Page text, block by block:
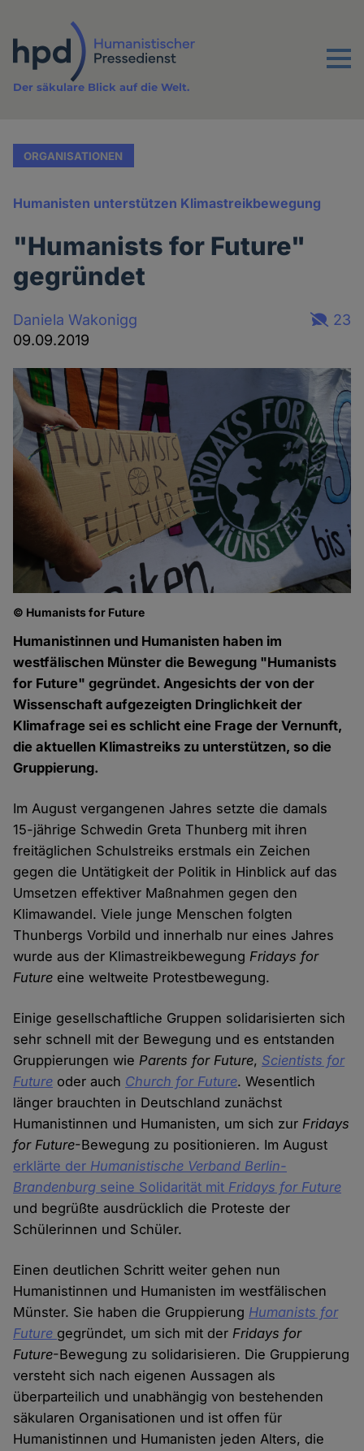
Inhalt
Menu
Der säkulare Blick auf die Welt.
ORGANISATIONEN
Humanisten unterstützen Klimastreikbewegung
"Humanists for Future"
gegründet
Daniela Wakonigg
09.09.2019
23
© Humanists for Future
Humanistinnen und Humanisten haben im
westfälischen Münster die Bewegung "Humanists
for Future" gegründet. Angesichts der von der
Wissenschaft aufgezeigten Dringlichkeit der
Klimafrage sei es schlicht eine Frage der Vernunft,
die aktuellen Klimastreiks zu unterstützen, so die
Gruppierung.
Im August vergangenen Jahres setzte die damals
15-jährige Schwedin Greta Thunberg mit ihren
freitäglichen Schulstreiks erstmals ein Zeichen
gegen die Untätigkeit der Politik in Hinblick auf das
Umsetzen effektiver Maßnahmen gegen den
Klimawandel. Viele junge Menschen folgten
Thunbergs Vorbild und innerhalb nur eines Jahres
wurde aus der KlimastreikbewegungFridays for
Future eine weltweite Protestbewegung.
Einige gesellschaftliche Gruppen solidarisierten sich
sehr schnell mit der Bewegung und es entstanden
Gruppierungen wieParents for Future, Scientists for
Future oder auch Church for Future. Wesentlich
länger brauchten in Deutschland zunächst
Humanistinnen und Humanisten, um sich zurFridays
for Future-Bewegung zu positionieren. Im August
erklärte der Humanistische Verband Berlin-
Brandenburg seine Solidarität mit Fridays for Future
und begrüßte ausdrücklich die Proteste der
Schülerinnen und Schüler.
Einen deutlichen Schritt weiter gehen nun
Humanistinnen und Humanisten im westfälischen
Münster. Sie haben die Gruppierung Humanists for
Future gegründet, um sich mit der Fridays for
Future-Bewegung zu solidarisieren. Die Gruppierung
versteht sich nach eigenen Aussagen als
überparteilich und unabhängig von bestehenden
säkularen Organisationen und ist offen für
Humanistinnen und Humanisten jeden Alters, die